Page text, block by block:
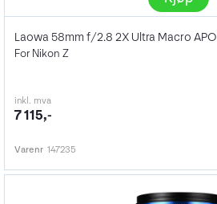
Laowa 58mm f/2.8 2X Ultra Macro APO
For Nikon Z
inkl. mva
7 115,-
Varenr 147235